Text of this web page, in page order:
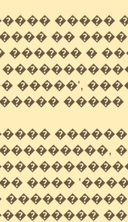
�����
��
������ �
�����',
�����
����